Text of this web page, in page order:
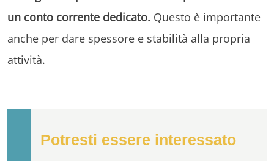
un conto corrente dedicato. Questo è importante
anche per dare spessore e stabilità alla propria
attività.
Potresti essere interessato